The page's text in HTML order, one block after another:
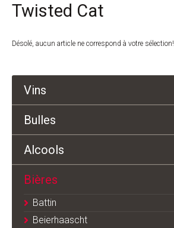
Twisted Cat
Désolé, aucun article ne correspond à votre sélection!
Vins
Bulles
Alcools
Bières
Battin
Beierhaascht